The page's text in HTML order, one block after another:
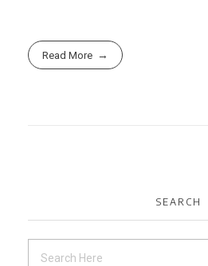
Read More
SEARCH